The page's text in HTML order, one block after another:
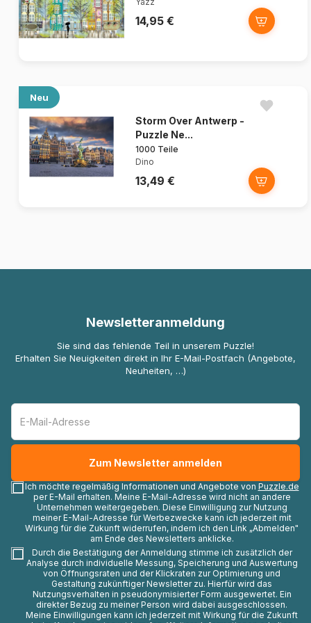
14,95 €
Neu
Storm Over Antwerp -
Puzzle Ne...
1000 Teile
Dino
13,49 €
Newsletteranmeldung
Sie sind das fehlende Teil in unserem Puzzle!
Erhalten Sie Neuigkeiten direkt in Ihr E-Mail-Postfach (Angebote,
Neuheiten, …)
Ich möchte regelmäßig Informationen und Angebote von Puzzle.de
per E-Mail erhalten. Meine E-Mail-Adresse wird nicht an andere
Unternehmen weitergegeben. Diese Einwilligung zur Nutzung
meiner E-Mail-Adresse für Werbezwecke kann ich jederzeit mit
Wirkung für die Zukunft widerrufen, indem ich den Link „Abmelden"
am Ende des Newsletters anklicke.
Durch die Bestätigung der Anmeldung stimme ich zusätzlich der
Analyse durch individuelle Messung, Speicherung und Auswertung
von Öffnungsraten und der Klickraten zur Optimierung und
Gestaltung zukünftiger Newsletter zu. Hierfür wird das
Nutzungsverhalten in pseudonymisierter Form ausgewertet. Ein
direkter Bezug zu meiner Person wird dabei ausgeschlossen.
Meine Einwilligungen kann ich jederzeit mit Wirkung für die Zukunft